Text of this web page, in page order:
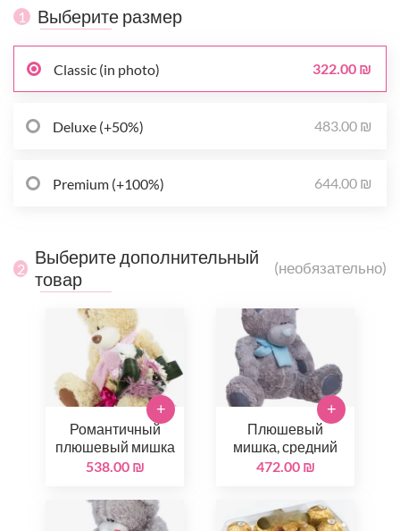
1 Выберите размер
Classic (in photo) 322.00 ₪
Deluxe (+50%) 483.00 ₪
Premium (+100%) 644.00 ₪
2
Выберите дополнительный
товар
(необязательно)
Романтичный
плюшевый мишка
538.00 ₪
+
Плюшевый
мишка, средний
472.00 ₪
+